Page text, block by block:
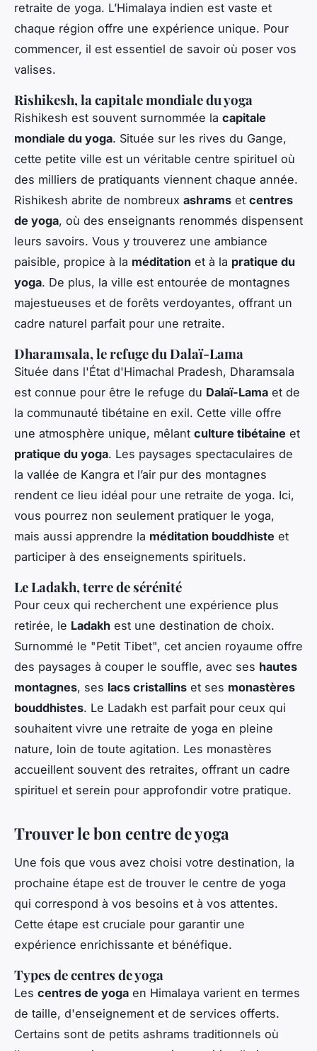
retraite de yoga. L’Himalaya indien est vaste et
chaque région offre une expérience unique. Pour
commencer, il est essentiel de savoir où poser vos
valises.
Rishikesh, la capitale mondiale du yoga
Rishikesh est souvent surnommée la capitale
mondiale du yoga. Située sur les rives du Gange,
cette petite ville est un véritable centre spirituel où
des milliers de pratiquants viennent chaque année.
Rishikesh abrite de nombreux ashrams et centres
de yoga, où des enseignants renommés dispensent
leurs savoirs. Vous y trouverez une ambiance
paisible, propice à la méditation et à la pratique du
yoga. De plus, la ville est entourée de montagnes
majestueuses et de forêts verdoyantes, offrant un
cadre naturel parfait pour une retraite.
Dharamsala, le refuge du Dalaï-Lama
Située dans l'État d'Himachal Pradesh, Dharamsala
est connue pour être le refuge du Dalaï-Lama et de
la communauté tibétaine en exil. Cette ville offre
une atmosphère unique, mêlant culture tibétaine et
pratique du yoga. Les paysages spectaculaires de
la vallée de Kangra et l’air pur des montagnes
rendent ce lieu idéal pour une retraite de yoga. Ici,
vous pourrez non seulement pratiquer le yoga,
mais aussi apprendre la méditation bouddhiste et
participer à des enseignements spirituels.
Le Ladakh, terre de sérénité
Pour ceux qui recherchent une expérience plus
retirée, le Ladakh est une destination de choix.
Surnommé le "Petit Tibet", cet ancien royaume offre
des paysages à couper le souffle, avec ses hautes
montagnes, ses lacs cristallins et ses monastères
bouddhistes. Le Ladakh est parfait pour ceux qui
souhaitent vivre une retraite de yoga en pleine
nature, loin de toute agitation. Les monastères
accueillent souvent des retraites, offrant un cadre
spirituel et serein pour approfondir votre pratique.
Trouver le bon centre de yoga
Une fois que vous avez choisi votre destination, la
prochaine étape est de trouver le centre de yoga
qui correspond à vos besoins et à vos attentes.
Cette étape est cruciale pour garantir une
expérience enrichissante et bénéfique.
Types de centres de yoga
Les centres de yoga en Himalaya varient en termes
de taille, d'enseignement et de services offerts.
Certains sont de petits ashrams traditionnels où